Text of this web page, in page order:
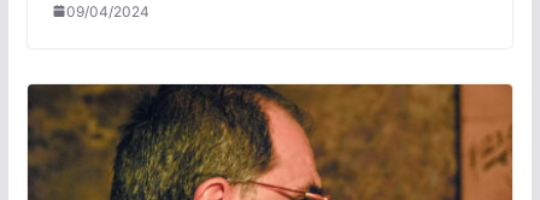
09/04/2024